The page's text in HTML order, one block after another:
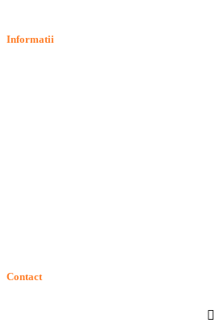
Informatii
Contact